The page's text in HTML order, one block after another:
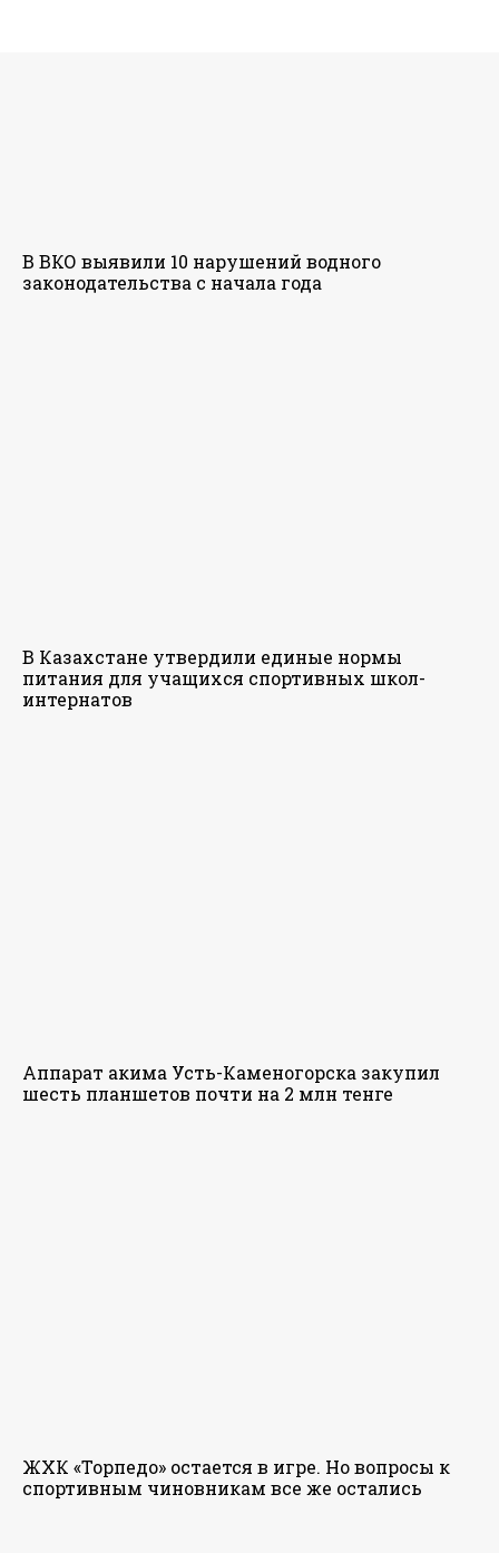
В ВКО выявили 10 нарушений водного
законодательства с начала года
В Казахстане утвердили единые нормы
питания для учащихся спортивных школ-
интернатов
Аппарат акима Усть-Каменогорска закупил
шесть планшетов почти на 2 млн тенге
ЖХК «Торпедо» остается в игре. Но вопросы к
спортивным чиновникам все же остались